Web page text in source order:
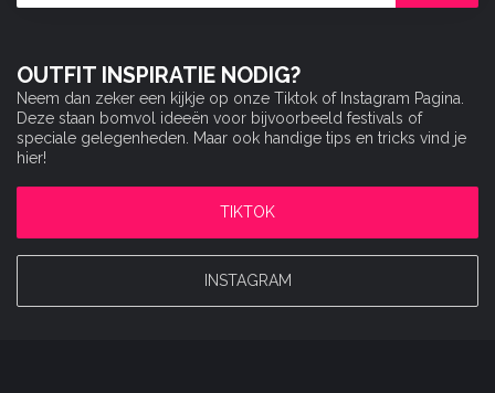
OUTFIT INSPIRATIE NODIG?
Neem dan zeker een kijkje op onze Tiktok of Instagram Pagina.
Deze staan bomvol ideeën voor bijvoorbeeld festivals of
speciale gelegenheden. Maar ook handige tips en tricks vind je
hier!
TIKTOK
INSTAGRAM